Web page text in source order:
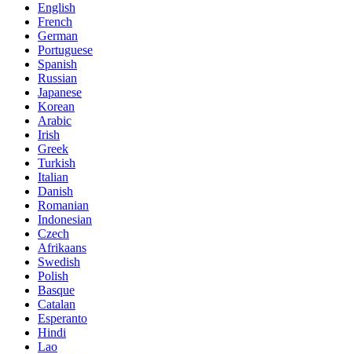
English
French
German
Portuguese
Spanish
Russian
Japanese
Korean
Arabic
Irish
Greek
Turkish
Italian
Danish
Romanian
Indonesian
Czech
Afrikaans
Swedish
Polish
Basque
Catalan
Esperanto
Hindi
Lao